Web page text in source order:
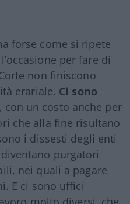
forse come si ripete
per fare di
non finiscono
erariale. Ci sono
, con un costo anche per
che alla fine risultano
i dissesti degli enti
purgatori
nei quali a pagare
E ci sono uffici